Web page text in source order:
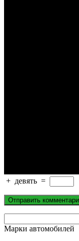
+ девять =
Марки автомобилей